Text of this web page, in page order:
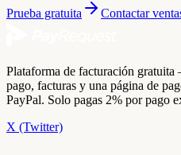
Prueba gratuita Contactar
Plataforma de facturación
pago, facturas y una página de
PayPal. Solo pagas 2% por pago
X (Twitter)